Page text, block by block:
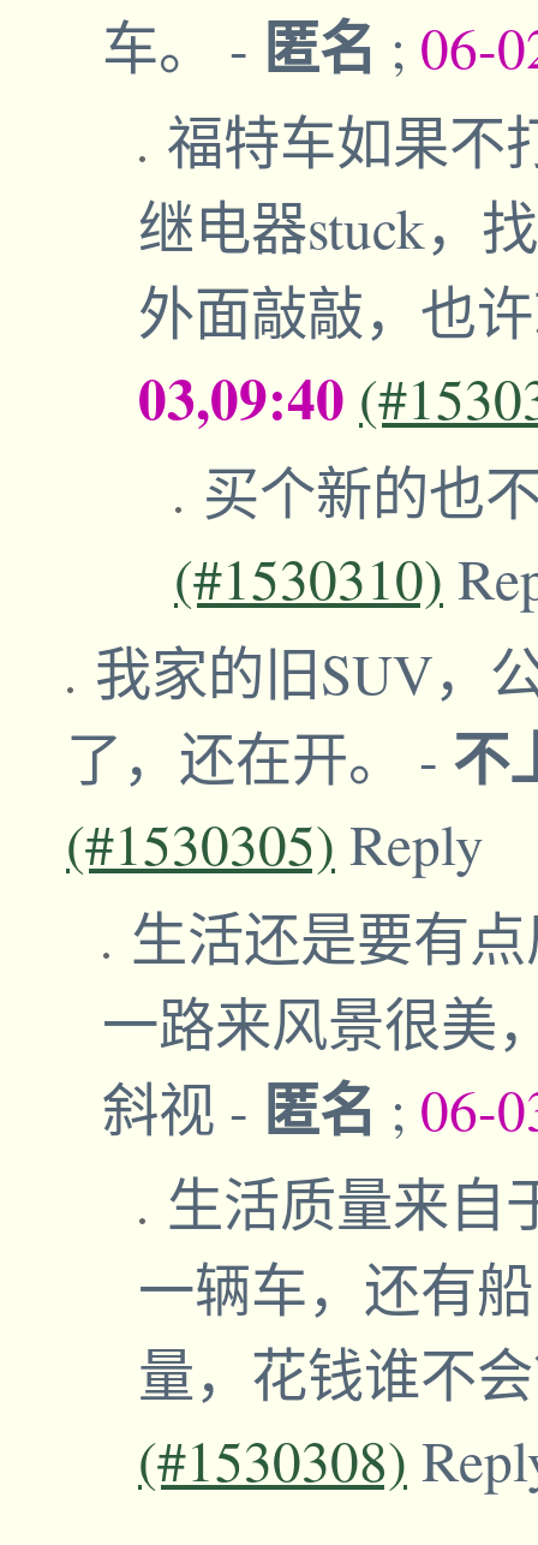
车。 - 匿名 ; 06-
福特车如果不
继电器stuck，
外面敲敲，也
03,09:40
买个新的也
(#1530310)
我家的旧SUV，
了，还在开。 - 不
(#1530305) Reply
生活还是要有
一路来风景很美
斜视 - 匿名 ; 06-
生活质量来自
一辆车，还有
量，花钱谁不
(#1530308)